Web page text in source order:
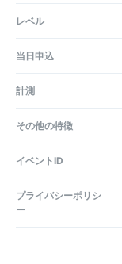
レベル
当日申込
計測
その他の特徴
イベントID
プライバシーポリシ
ー